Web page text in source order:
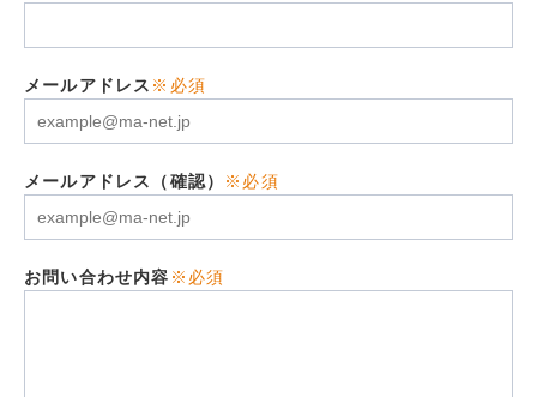
メールアドレス ※必須
メールアドレス（確認） ※必須
お問い合わせ内容 ※必須